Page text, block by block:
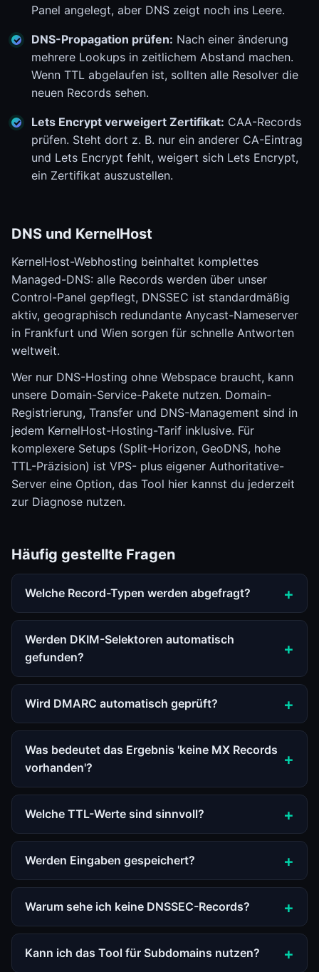
Panel angelegt, aber DNS zeigt noch ins Leere.
DNS-Propagation prüfen: Nach einer änderung
mehrere Lookups in zeitlichem Abstand machen.
Wenn TTL abgelaufen ist, sollten alle Resolver die
neuen Records sehen.
Lets Encrypt verweigert Zertifikat: CAA-Records
prüfen. Steht dort z. B. nur ein anderer CA-Eintrag
und Lets Encrypt fehlt, weigert sich Lets Encrypt,
ein Zertifikat auszustellen.
DNS und KernelHost
KernelHost-Webhosting beinhaltet komplettes
Managed-DNS: alle Records werden über unser
Control-Panel gepflegt, DNSSEC ist standardmäßig
aktiv, geographisch redundante Anycast-Nameserver
in Frankfurt und Wien sorgen für schnelle Antworten
weltweit.
Wer nur DNS-Hosting ohne Webspace braucht, kann
unsere Domain-Service-Pakete nutzen. Domain-
Registrierung, Transfer und DNS-Management sind in
jedem KernelHost-Hosting-Tarif inklusive. Für
komplexere Setups (Split-Horizon, GeoDNS, hohe
TTL-Präzision) ist VPS- plus eigener Authoritative-
Server eine Option, das Tool hier kannst du jederzeit
zur Diagnose nutzen.
Häufig gestellte Fragen
Welche Record-Typen werden abgefragt?
Werden DKIM-Selektoren automatisch
gefunden?
Wird DMARC automatisch geprüft?
Was bedeutet das Ergebnis 'keine MX Records
vorhanden'?
Welche TTL-Werte sind sinnvoll?
Werden Eingaben gespeichert?
Warum sehe ich keine DNSSEC-Records?
Kann ich das Tool für Subdomains nutzen?